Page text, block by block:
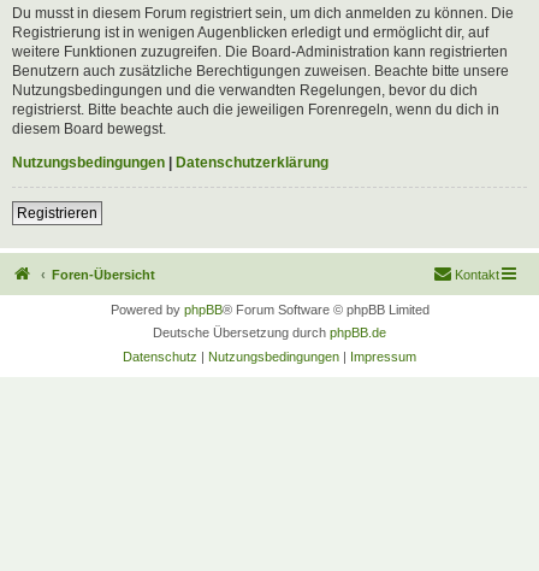
Du musst in diesem Forum registriert sein, um dich anmelden zu können. Die
Registrierung ist in wenigen Augenblicken erledigt und ermöglicht dir, auf
weitere Funktionen zuzugreifen. Die Board-Administration kann registrierten
Benutzern auch zusätzliche Berechtigungen zuweisen. Beachte bitte unsere
Nutzungsbedingungen und die verwandten Regelungen, bevor du dich
registrierst. Bitte beachte auch die jeweiligen Forenregeln, wenn du dich in
diesem Board bewegst.
Nutzungsbedingungen | Datenschutzerklärung
Registrieren
Foren-Übersicht Kontakt
Powered by phpBB® Forum Software © phpBB Limited
Deutsche Übersetzung durch phpBB.de
Datenschutz | Nutzungsbedingungen | Impressum